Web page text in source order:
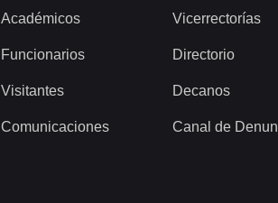
Académicos
Funcionarios
Visitantes
Comunicaciones
Vicerrectorías
Directorio
Decanos
Canal de